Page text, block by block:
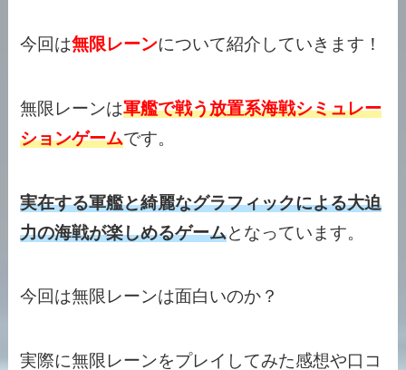
今回は無限レーンについて紹介していきます！
無限レーンは軍艦で戦う放置系海戦シミュレー
ションゲームです。
実在する軍艦と綺麗なグラフィックによる大迫
力の海戦が楽しめるゲームとなっています。
今回は無限レーンは面白いのか？
実際に無限レーンをプレイしてみた感想や口コ